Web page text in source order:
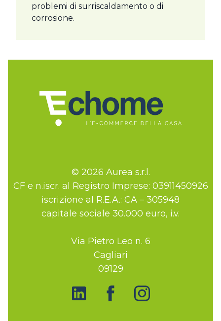
problemi di surriscaldamento o di
corrosione.
© 2026 Aurea s.r.l.
CF e n.iscr. al Registro Imprese: 03911450926
iscrizione al R.E.A.: CA – 305948
capitale sociale 30.000 euro, i.v.
Via Pietro Leo n. 6
Cagliari
09129